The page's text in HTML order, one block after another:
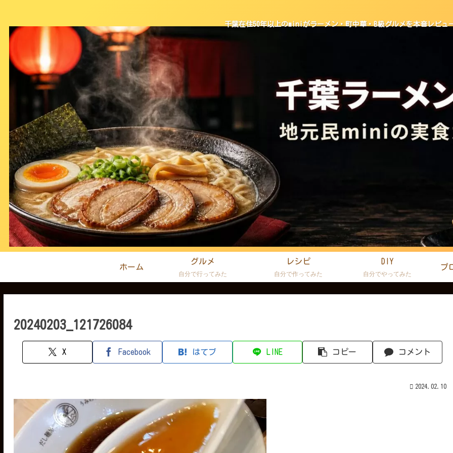
千葉在住50年以上のminiがラーメン・町中華・B級グルメを本音レビュ
ホーム
グルメ
自分で行ってみた
レシピ
自分で作ってみた
DIY
自分でやってみた
プ
20240203_121726084
X Facebook はてブ LINE コピー コメント
2024.02.10